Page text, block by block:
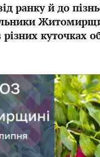
ранку й до
різних куточках